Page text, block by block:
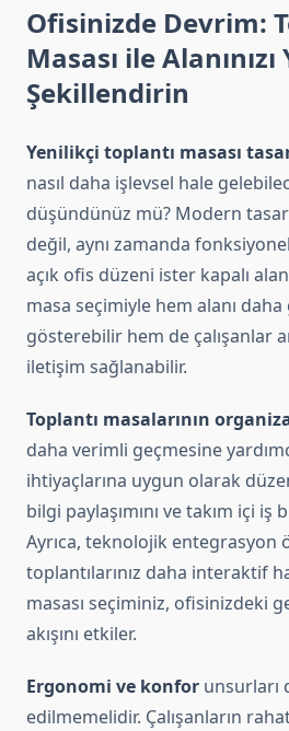
Ofisinizde Devrim:
Masası ile
Şekillendirin
Yenilikçi toplantı masası
nasıl daha işlevsel hale
düşündünüz mü? Modern
değil, aynı zamanda
açık ofis düzeni ister kapalı
masa seçimiyle hem alanı
gösterebilir hem de çalışanlar
iletişim sağlanabilir.
Toplantı masalarının
daha verimli geçmesine
ihtiyaçlarına uygun olarak
bilgi paylaşımını ve takım içi iş
Ayrıca, teknolojik entegrasyon
toplantılarınız daha interaktif
masası seçiminiz, ofisinizdeki
akışını etkiler.
Ergonomi ve konfor unsurları
edilmemelidir. Çalışanların